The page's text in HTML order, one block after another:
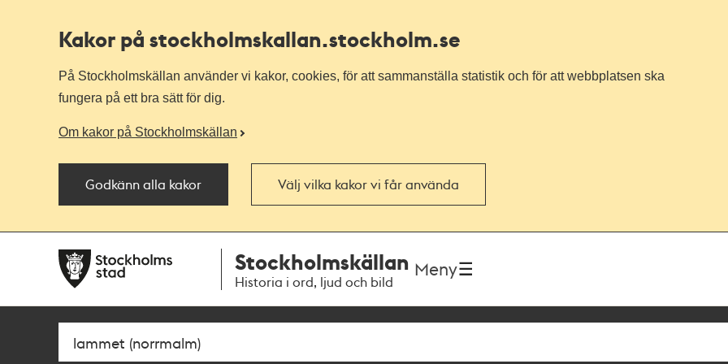
Kakor på stockholmskallan.stockholm.se
På Stockholmskällan använder vi kakor, cookies, för att sammanställa statistik och för att webbplatsen ska
fungera på ett bra sätt för dig.
Om kakor på Stockholmskällan
Godkänn alla kakor Välj vilka kakor vi får använda
navigationen
huvudinnehållet
Stockholmskällan
Historia i ord, ljud och bild
Meny
Sök